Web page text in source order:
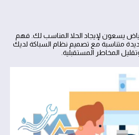
يسعون لإيجاد الحلا المناسب لك. فهم
متناسبة مع تصميم نظام السباكة لديك
المخاطر المستقبلية.